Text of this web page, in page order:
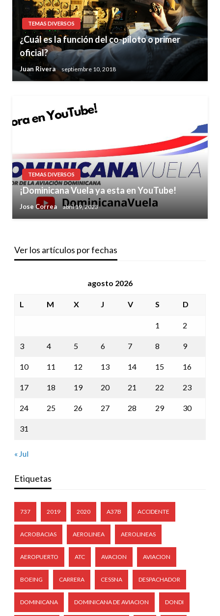
TEMAS DIVERSOS
¿Cuál es la función del co-piloto o primer
oficial?
Juan Rivera septiembre 10, 2018
TEMAS DIVERSOS
¡Dominicana Vuela ya esta en YouTube!
Jose Correa abril 19, 2023
Ver los artículos por fechas
agosto 2026
L M X J V S D
1 2
3 4 5 6 7 8 9
10 11 12 13 14 15 16
17 18 19 20 21 22 23
24 25 26 27 28 29 30
31
« Jul
Etiquetas
737 2019 2020 A37B ACCIDENTE
ACROBACIAS AEROLINEA AEROLINEAS
AEROPUERTO ATC AVACION AVIACION
BOEING CARRERA CESSNA DESPACHADOR
DOMINICANA DOMINICANA DE AVIACION DONDI